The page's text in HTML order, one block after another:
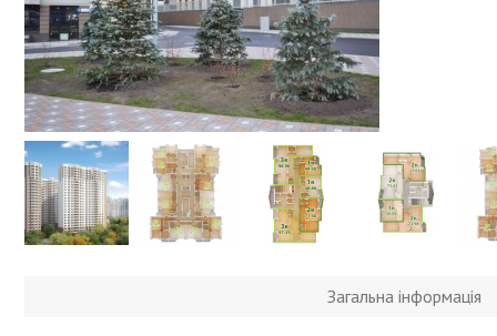
Загальна інформація